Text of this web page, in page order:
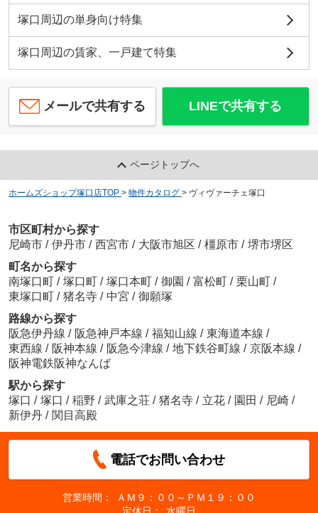
塚口周辺の単身向け特集
塚口周辺の賃家、一戸建て特集
メールで共有する LINEで共有する
ページトップへ
ホームズショップ塚口店TOP > 物件カタログ > ヴィヴァーチェ塚口
市区町村から探す
尼崎市 / 伊丹市 / 西宮市 / 大阪市旭区 / 橿原市 / 堺市堺区
町名から探す
南塚口町 / 塚口町 / 塚口本町 / 御園 / 富松町 / 栗山町 /
東塚口町 / 猪名寺 / 中宮 / 御願塚
路線から探す
阪急伊丹線 / 阪急神戸本線 / 福知山線 / 東海道本線 /
東西線 / 阪神本線 / 阪急今津線 / 地下鉄谷町線 / 京阪本線 /
阪神電鉄阪神なんば
駅から探す
塚口 / 塚口 / 稲野 / 武庫之荘 / 猪名寺 / 立花 / 園田 / 尼崎 /
新伊丹 / 関目高殿
電話でお問い合わせ
営業時間：
ＡＭ９：００～ＰＭ１９：００
定休日：
水曜日